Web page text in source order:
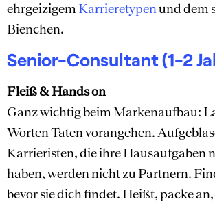
ehrgeizigem Karrieretypenund dem
Bienchen.
Senior-Consultant (1-2
Fleiß & Hands on
Ganz wichtig beim Markenaufbau:
Worten Taten vorangehen.
Karrieristen, die ihre Hausaufgaben
haben, werden nicht zu Partnern.
bevor sie dich findet. Heißt, packe